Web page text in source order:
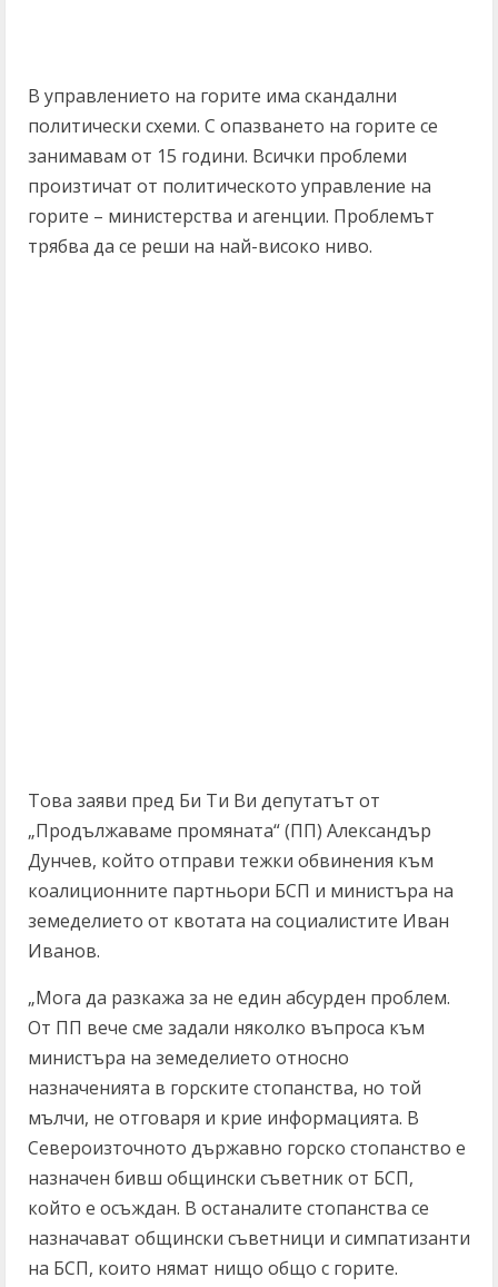
В управлението на горите има скандални
политически схеми. С опазването на горите се
занимавам от 15 години. Всички проблеми
произтичат от политическото управление на
горите – министерства и агенции. Проблемът
трябва да се реши на най-високо ниво.
Това заяви пред Би Ти Ви депутатът от
„Продължаваме промяната“ (ПП) Александър
Дунчев, който отправи тежки обвинения към
коалиционните партньори БСП и министъра на
земеделието от квотата на социалистите Иван
Иванов.
„Мога да разкажа за не един абсурден проблем.
От ПП вече сме задали няколко въпроса към
министъра на земеделието относно
назначенията в горските стопанства, но той
мълчи, не отговаря и крие информацията. В
Североизточното държавно горско стопанство е
назначен бивш общински съветник от БСП,
който е осъждан. В останалите стопанства се
назначават общински съветници и симпатизанти
на БСП, които нямат нищо общо с горите.